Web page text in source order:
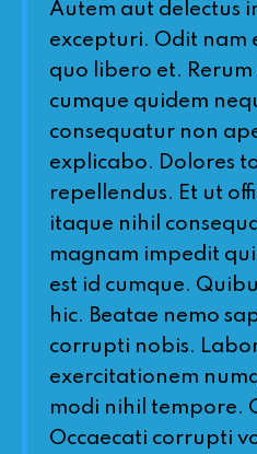
Autem aut delectus
excepturi. Odit nam
quo libero et.
cumque quidem
consequatur non
explicabo. Dolores
repellendus. Et ut
itaque nihil
magnam impedit
est id cumque.
hic. Beatae nemo
corrupti nobis.
exercitationem
modi nihil tempore.
Occaecati corrupti